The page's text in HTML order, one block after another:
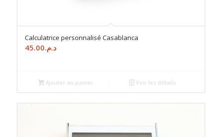
Calculatrice personnalisé Casablanca
د.م.45.00
Ajouter au panier Voir les détails